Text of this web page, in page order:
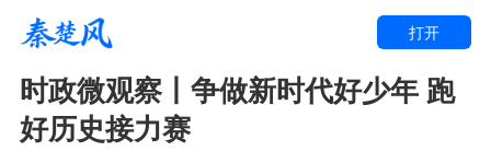
打开
时政微观察丨争做新时代好少年 跑
好历史接力赛